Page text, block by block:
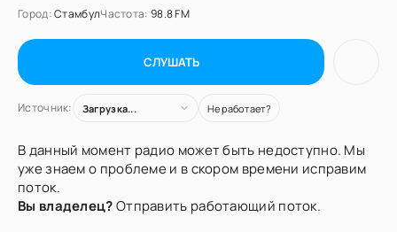
Город:СтамбулЧастота: 98.8 FM
СЛУШАТЬ
Источник: Загрузка... Не работает?
В данный момент радио может быть недоступно. Мы
уже знаем о проблеме и в скором времени исправим
поток.
Вы владелец?Отправить работающий поток.